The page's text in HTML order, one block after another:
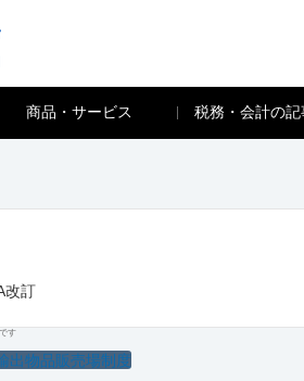
商品・サービス 税務・会計の
改訂
す
出物品販売場制度